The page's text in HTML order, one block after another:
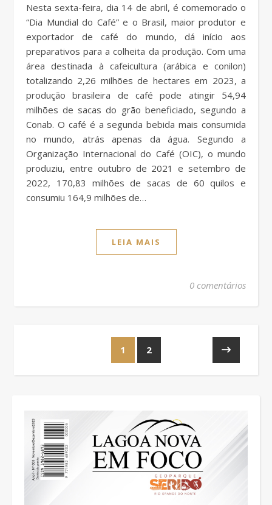
Nesta sexta-feira, dia 14 de abril, é comemorado o
“Dia Mundial do Café” e o Brasil, maior produtor e
exportador de café do mundo, dá início aos
preparativos para a colheita da produção. Com uma
área destinada à cafeicultura (arábica e conilon)
totalizando 2,26 milhões de hectares em 2023, a
produção brasileira de café pode atingir 54,94
milhões de sacas do grão beneficiado, segundo a
Conab. O café é a segunda bebida mais consumida
no mundo, atrás apenas da água. Segundo a
Organização Internacional do Café (OIC), o mundo
produziu, entre outubro de 2021 e setembro de
2022, 170,83 milhões de sacas de 60 quilos e
consumiu 164,9 milhões de…
LEIA MAIS
0 comentários
1 2